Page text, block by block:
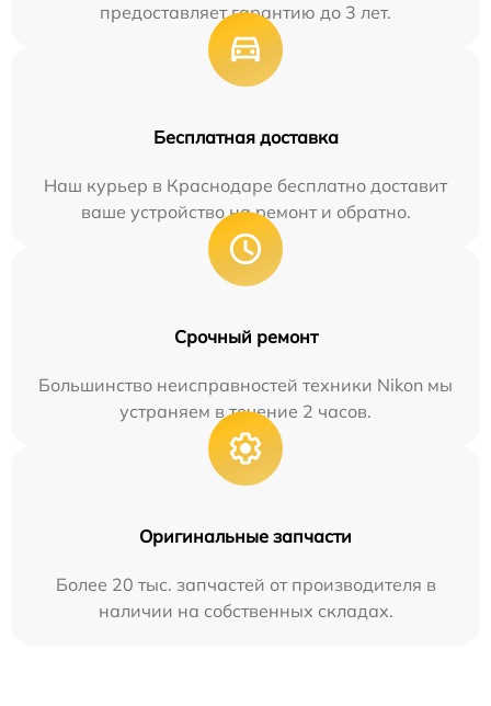
предоставляет гарантию до 3 лет.
Бесплатная доставка
Наш курьер в Краснодаре бесплатно доставит
ваше устройство на ремонт и обратно.
Срочный ремонт
Большинство неисправностей техники Nikon мы
устраняем в течение 2 часов.
Оригинальные запчасти
Более 20 тыс. запчастей от производителя в
наличии на собственных складах.